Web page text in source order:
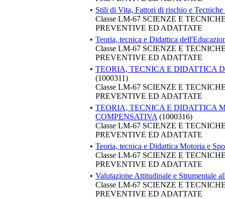
• Stili di Vita, Fattori di rischio e Tecniche
Classe LM-67 SCIENZE E
PREVENTIVE ED ADATTATE
• Teoria, tecnica e Didattica
Classe LM-67 SCIENZE E
PREVENTIVE ED ADATTATE
• TEORIA, TECNICA E DIDATTICA
(1000311)
Classe LM-67 SCIENZE E
PREVENTIVE ED ADATTATE
• TEORIA, TECNICA E DIDATTICA
COMPENSATIVA(1000316)
Classe LM-67 SCIENZE E
PREVENTIVE ED ADATTATE
• Teoria, tecnica e Didattica Motoria e
Classe LM-67 SCIENZE E
PREVENTIVE ED ADATTATE
• Valutazione Attitudinale e Strumentale
Classe LM-67 SCIENZE E
PREVENTIVE ED ADATTATE